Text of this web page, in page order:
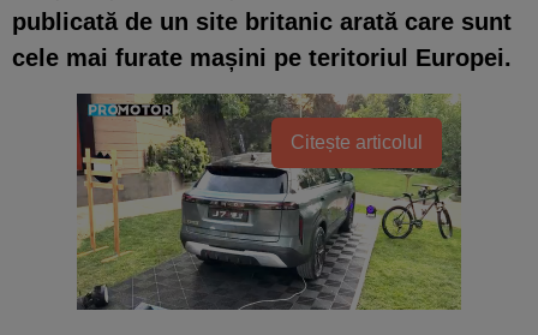
publicată de un site britanic arată care sunt
cele mai furate mașini pe teritoriul Europei.
Citește articolul